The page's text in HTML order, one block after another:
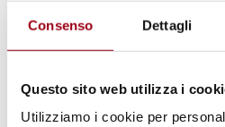
Consenso Dettagli
Questo sito web utilizza i
Utilizziamo i cookie per
in Karamoja,
02.07.2019